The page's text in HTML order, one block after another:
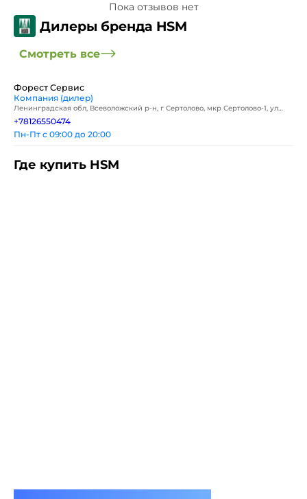
Пока отзывов нет
Дилеры бренда HSM
Смотреть все
Форест Сервис
Компания (дилер)
Ленинградская обл, Всеволожский р-н, г Сертолово, мкр Сертолово-1, ул
Индустриальная, д 1 к 2
+78126550474
Пн-Пт с 09:00 до 20:00
Где купить HSM